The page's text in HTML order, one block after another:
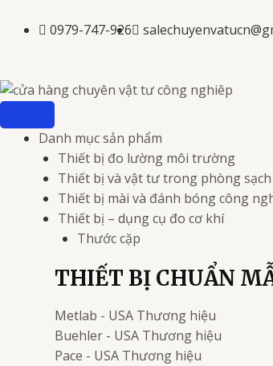
0979-747-926
Danh mục sản phẩm
Thiết bị đo lường môi trường
Thiết bị và vật tư trong phòng sạch
Thiết bị mài và đánh bóng công
Thiết bị – dụng cụ đo cơ khí
Thước cặp
THIẾT BỊ CHUẨN
Metlab - USA Thương hiệu
Buehler - USA Thương hiệu
Pace - USA Thương hiệu